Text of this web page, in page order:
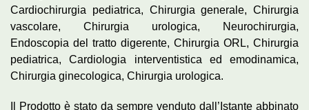
Cardiochirurgia pediatrica, Chirurgia generale, Chirurgia
vascolare, Chirurgia urologica, Neurochirurgia,
Endoscopia del tratto digerente, Chirurgia ORL, Chirurgia
pediatrica, Cardiologia interventistica ed emodinamica,
Chirurgia ginecologica, Chirurgia urologica.
Il Prodotto è stato da sempre venduto dall’Istante abbinato